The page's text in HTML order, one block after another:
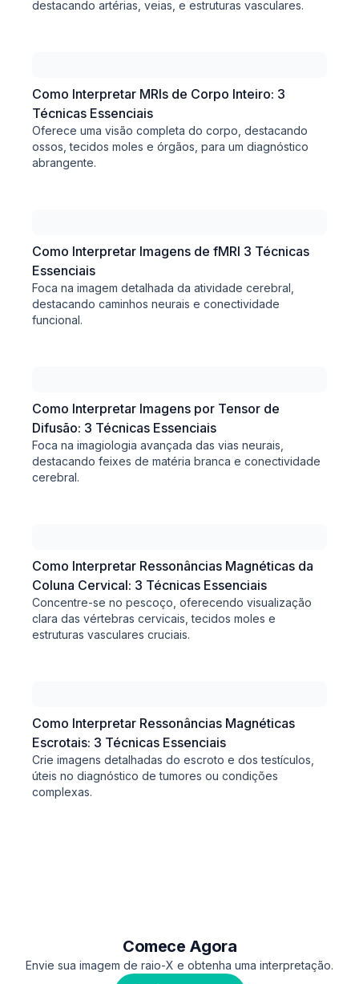
destacando artérias, veias, e estruturas vasculares.
Como Interpretar MRIs de Corpo Inteiro: 3
Técnicas Essenciais
Oferece uma visão completa do corpo, destacando
ossos, tecidos moles e órgãos, para um diagnóstico
abrangente.
Como Interpretar Imagens de fMRI 3 Técnicas
Essenciais
Foca na imagem detalhada da atividade cerebral,
destacando caminhos neurais e conectividade
funcional.
Como Interpretar Imagens por Tensor de
Difusão: 3 Técnicas Essenciais
Foca na imagiologia avançada das vias neurais,
destacando feixes de matéria branca e conectividade
cerebral.
Como Interpretar Ressonâncias Magnéticas da
Coluna Cervical: 3 Técnicas Essenciais
Concentre-se no pescoço, oferecendo visualização
clara das vértebras cervicais, tecidos moles e
estruturas vasculares cruciais.
Como Interpretar Ressonâncias Magnéticas
Escrotais: 3 Técnicas Essenciais
Crie imagens detalhadas do escroto e dos testículos,
úteis no diagnóstico de tumores ou condições
complexas.
Comece Agora
Envie sua imagem de raio-X e obtenha uma interpretação.